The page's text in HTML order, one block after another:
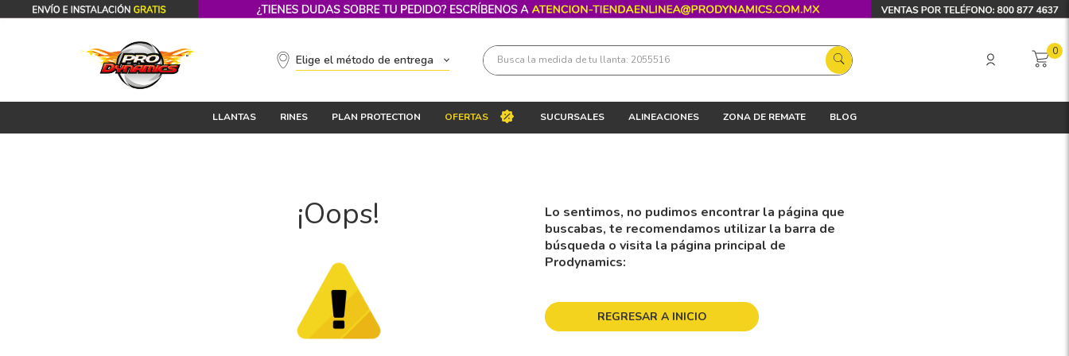
Elige el método de entrega Busca la medida de tu llanta: 2055516 0
LLANTAS RINES PLAN PROTECTION OFERTAS SUCURSALES ALINEACIONES ZONA DE REMATE BLOG
¡Oops!
Lo sentimos, no pudimos encontrar la página que
buscabas, te recomendamos utilizar la barra de
búsqueda o visita la página principal de
Prodynamics:
REGRESAR A INICIO
Términos más buscados